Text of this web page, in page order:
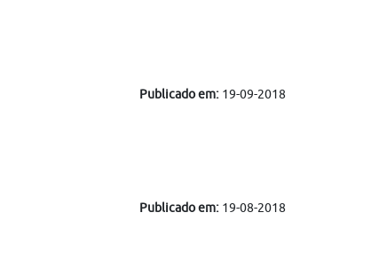
Publicado em:19-09-2018
Publicado em:19-08-2018